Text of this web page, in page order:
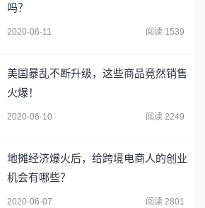
吗？
2020-06-11 阅读 1539
美国暴乱不断升级，这些商品竟然销售
火爆！
2020-06-10 阅读 2249
地摊经济爆火后，给跨境电商人的创业
机会有哪些？
2020-06-07 阅读 2801